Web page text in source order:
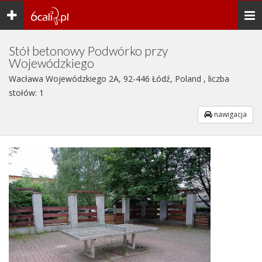
Toggle
navigation
Stół betonowy Podwórko przy
Wojewódzkiego
Wacława Wojewódzkiego 2A, 92-446 Łódź, Poland , liczba
stołów: 1
nawigacja